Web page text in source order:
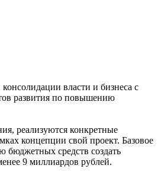
власти и бизнеса с
развития по повышению
реализуются конкретные
концепции свой проект. Базовое
бюджетных средств создать
9 миллиардов рублей.